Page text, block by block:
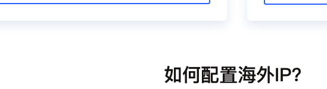
如何配置海外IP？